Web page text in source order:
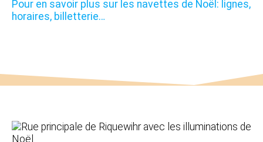
Pour en savoir plus sur les navettes de Noël: lignes,
horaires, billetterie…